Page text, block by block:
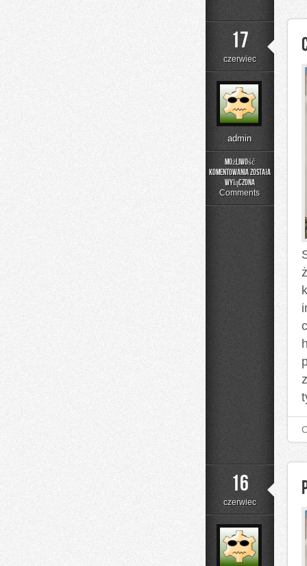
17
czerwiec
admin
Możliwość
komentowania
Czytelnicze
Artykuły
została
wyłączona
Comments
16
czerwiec